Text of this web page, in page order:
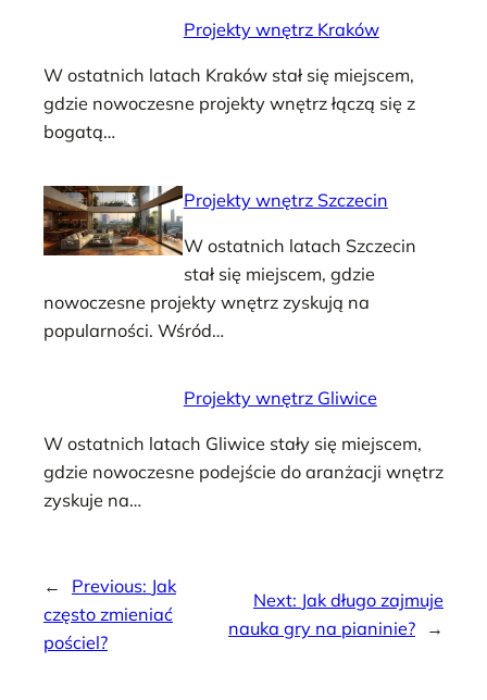
Projekty wnętrz Kraków
W ostatnich latach Kraków stał się miejscem,
gdzie nowoczesne projekty wnętrz łączą się z
bogatą…
Projekty wnętrz Szczecin
W ostatnich latach Szczecin
stał się miejscem, gdzie
nowoczesne projekty wnętrz zyskują na
popularności. Wśród…
Projekty wnętrz Gliwice
W ostatnich latach Gliwice stały się miejscem,
gdzie nowoczesne podejście do aranżacji wnętrz
zyskuje na…
← Previous: Jak
często zmieniać
pościel?
Next: Jak długo zajmuje
nauka gry na pianinie?
→